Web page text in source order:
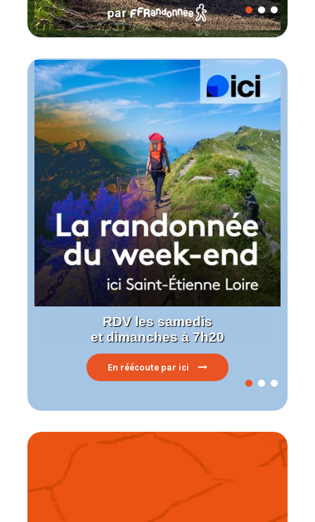
En réécoute par ici
RDV les samedis
et dimanches à 7h20